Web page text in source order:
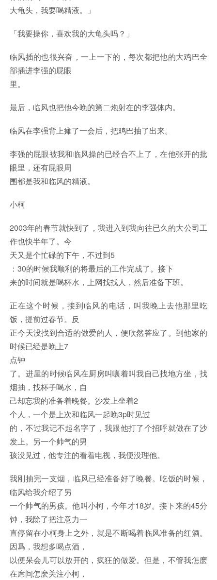
大龟头，我要喝精液。」
「我要操你，喜欢我的大龟头吗？」
临风插的也很兴奋，一上一下的，每次都把他的大鸡巴全
部插进李强的屁眼
里。
最后，临风也把他今晚的第二炮射在的李强体内。
临风在李强背上瘫了一会后，把鸡巴抽了出来。
李强的屁眼被我和临风操的已经合不上了，在他张开的批
眼里，还有屁眼周
围都是我和临风的精液。
小柯
2003年的春节就快到了，我进入到我向往已久的大公司工
作也快半年了。今
天又是个忙碌的下午，不过到5
：30的时候我顺利的将最后的工作完成了。接下
来的时间就是喝杯水，上网找找人，然后准备下班。
正在这个时候，接到临风的电话，叫我晚上去他那里吃
饭，提前过春节。反
正今天没找到合适的做爱的人，便欣然答应了。到他家的
时候已经是晚上7
点钟
了。进屋的时候临风在厨房叫嚷着叫我自己找地方坐，找
烟抽，找杯子喝水，自
己却忘我的准备着晚餐。沙发上坐着2
个人，一个是上次和临风一起晚3p时见过
的，不过我记不起名字了，我跟他打了个招呼就做在了沙
发上。另一个帅气的男
孩没见过，他专注的看着电视，我便没理他。
我刚抽完一支烟，临风已经准备好了晚餐。吃饭的时候，
临风给我介绍了另
一个帅气的男孩。他叫小柯，今年才18岁。接下来的45分
钟，我除了把注意力一
直停留在小柯身上之外，就是不断喝着临风准备的红酒。
因爲，我想多喝点酒，
以便呆会儿可以放开的，疯狂的做爱。但是，不管我怎麽
在席间怎麽关注小柯，